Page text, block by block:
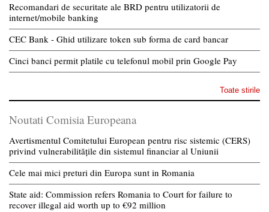
Recomandari de securitate ale BRD pentru utilizatorii de
internet/mobile banking
CEC Bank - Ghid utilizare token sub forma de card bancar
Cinci banci permit platile cu telefonul mobil prin Google Pay
Toate stirile
Noutati Comisia Europeana
Avertismentul Comitetului European pentru risc sistemic (CERS)
privind vulnerabilitățile din sistemul financiar al Uniunii
Cele mai mici preturi din Europa sunt in Romania
State aid: Commission refers Romania to Court for failure to
recover illegal aid worth up to €92 million